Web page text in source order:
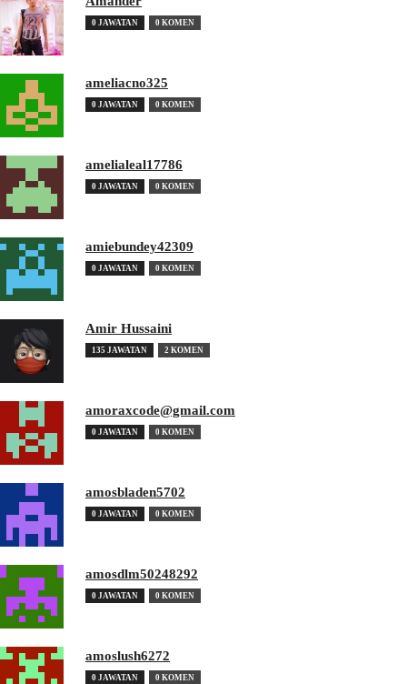
0 JAWATAN 0 KOMEN
ameliacno325
0 JAWATAN 0 KOMEN
amelialeal17786
0 JAWATAN 0 KOMEN
amiebundey42309
0 JAWATAN 0 KOMEN
Amir Hussaini
135 JAWATAN 2 KOMEN
amoraxcode@gmail.com
0 JAWATAN 0 KOMEN
amosbladen5702
0 JAWATAN 0 KOMEN
amosdlm50248292
0 JAWATAN 0 KOMEN
amoslush6272
0 JAWATAN 0 KOMEN